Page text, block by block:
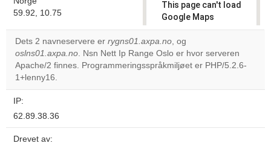
59.92, 10.75
This page can't load
Google Maps
correctly.
Do you
own this
OK
Dets 2 navneservere er rygns01.axpa.no, og
oslns01.axpa.no. Nsn Nett Ip Range Oslo er hvor serveren
Apache/2 finnes. Programmeringsspråkmiljøet er PHP/5.2.6-
1+lenny16.
IP:
62.89.38.36
Drevet av: